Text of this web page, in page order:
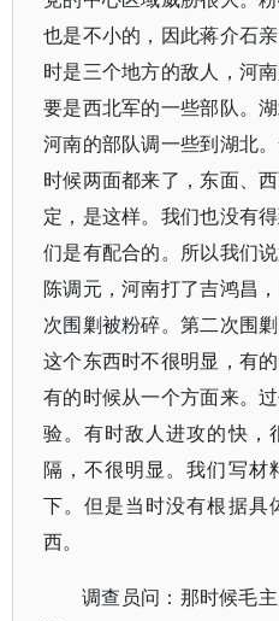
也是不小的，因此蒋介石
时是三个地方的敌人，河
要是西北军的一些部队。
河南的部队调一些到湖北
时候两面都来了，东面、
定，是这样。我们也没有
们是有配合的。所以我们
陈调元，河南打了吉鸿昌
次围剿被粉碎。第二次围
这个东西时不很明显，有
有的时候从一个方面来。
验。有时敌人进攻的快，
隔，不很明显。我们写材
下。但是当时没有根据具
西。
调查员问：那时候毛